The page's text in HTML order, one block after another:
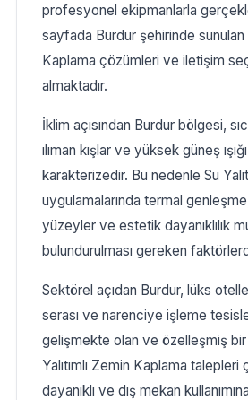
profesyonel ekipmanlarla
sayfada Burdur şehirinde sunulan
Kaplama çözümleri ve iletişim
almaktadır.
İklim açısından Burdur bölgesi,
ılıman kışlar ve yüksek güneş
karakterizedir. Bu nedenle Su
uygulamalarında termal
yüzeyler ve estetik dayanıklılık
bulundurulması gereken
Sektörel açıdan Burdur, lüks
serası ve narenciye işleme
gelişmekte olan ve özelleşmiş
Yalıtımlı Zemin Kaplama talepleri
dayanıklı ve dış mekan